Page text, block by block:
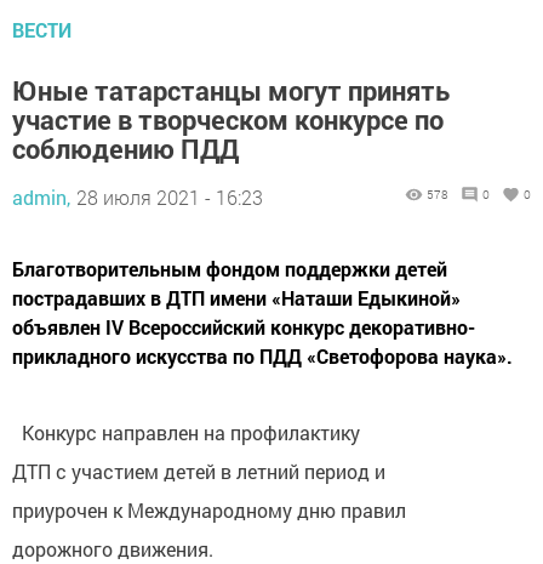
ВЕСТИ
Юные татарстанцы могут принять
участие в творческом конкурсе по
соблюдению ПДД
admin, 28 июля 2021 - 16:23 578 0 0
Благотворительным фондом поддержки детей
пострадавших в ДТП имени «Наташи Едыкиной»
объявлен IV Всероссийский конкурс декоративно-
прикладного искусства по ПДД «Светофорова наука».
Конкурс направлен на профилактику
ДТП с участием детей в летний период и
приурочен к Международному дню правил
дорожного движения.